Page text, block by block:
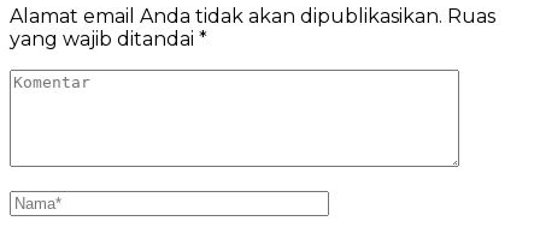
Alamat email Anda tidak akan dipublikasikan. Ruas
yang wajib ditandai *